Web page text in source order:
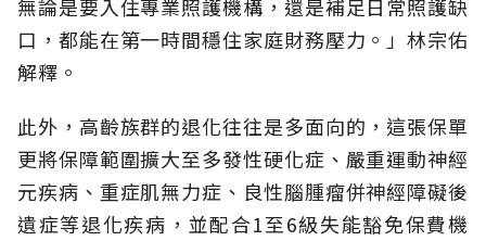
無論是要入住專業照護機構，還是補足日常照護缺
口，都能在第一時間穩住家庭財務壓力。」林宗佑
解釋。
此外，高齡族群的退化往往是多面向的，這張保單
更將保障範圍擴大至多發性硬化症、嚴重運動神經
元疾病、重症肌無力症、良性腦腫瘤併神經障礙後
遺症等退化疾病，並配合1至6級失能豁免保費機